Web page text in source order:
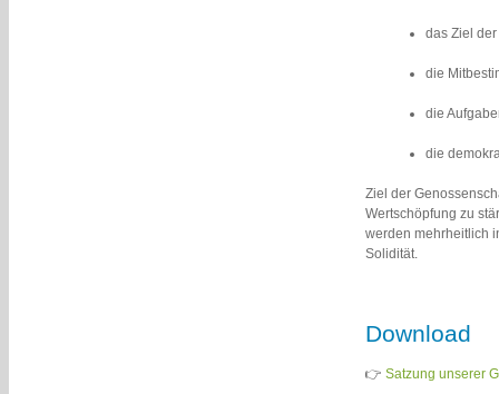
das Ziel
die
die
die
Ziel der
Wertschöpfung zu
werden mehrheitlich
Solidität.
Download
👉 Satzung unserer